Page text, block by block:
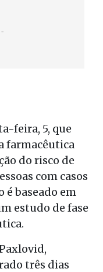
feira, 5, que
farmacêutica
do risco de
com casos
é baseado em
estudo de fase
três dias